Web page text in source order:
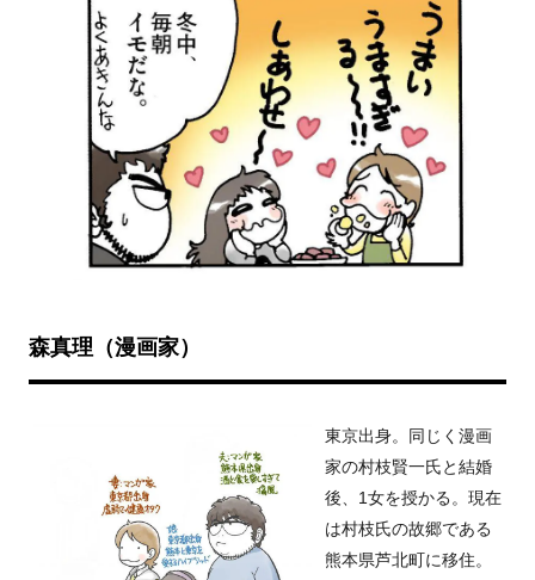
森真理（漫画家）
東京出身。同じく漫画
家の村枝賢一氏と結婚
後、1女を授かる。現在
は村枝氏の故郷である
熊本県芦北町に移住。